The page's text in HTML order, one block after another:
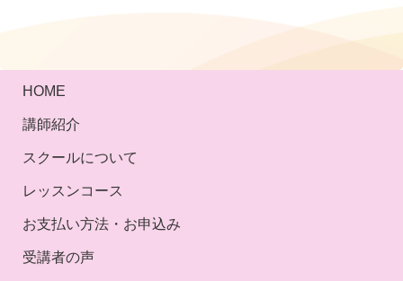
HOME
講師紹介
スクールについて
レッスンコース
お支払い方法・お申込み
受講者の声